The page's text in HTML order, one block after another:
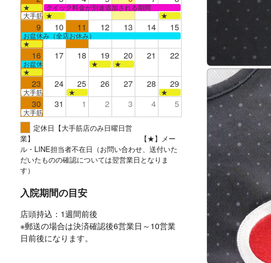
★
クイック料金が別途追加される期間
大手筋 ★ ★
9 10 11 12 13 14 15
お盆休み（全店お休み）
★
16 17 18 19 20 21 22
お盆休み（全店お休み）★
★
★
23 24 25 26 27 28 29
大手筋 ★ ★
30 31 1 2 3 4 5
大手筋
定休日【大手筋店のみ日曜日営
業】 【★】メー
ル・LINE担当者不在日（お問い合わせ、送付いた
だいたものの確認については翌営業日となりま
す）
入院期間の目安
店頭持込：1週間前後
※郵送の場合は決済確認後6営業日～10営業
日前後になります。